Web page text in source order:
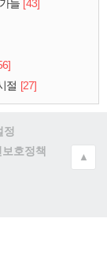
들 [43]
절 [27]
정
호정책
▲